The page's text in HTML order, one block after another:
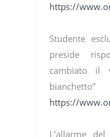
https://
Studente
preside
cambiato il
bianchetto”
https://
L’allarme